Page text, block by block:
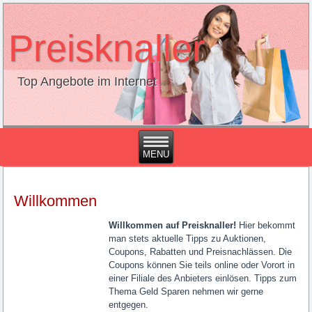
Preisknaller
Top Angebote im Internet
Willkommen
Willkommen auf Preisknaller! Hier bekommt
man stets aktuelle Tipps zu Auktionen,
Coupons, Rabatten und Preisnachlässen. Die
Coupons können Sie teils online oder Vorort in
einer Filiale des Anbieters einlösen. Tipps zum
Thema Geld Sparen nehmen wir gerne
entgegen.